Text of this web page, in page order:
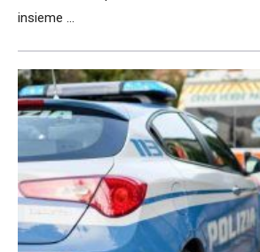
insieme ...